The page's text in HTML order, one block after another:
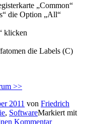
„Common“
die Option „All“
klicken
die Labels (C)
>>
2011 von Friedrich
, SoftwareMarkiert mit
Kommentar